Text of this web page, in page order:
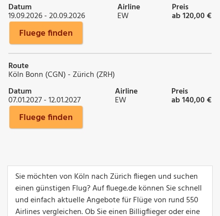
Datum
19.09.2026 - 20.09.2026
Airline
EW
Preis
ab 120,00 €
Fluege finden
Route
Köln Bonn (CGN) - Zürich (ZRH)
Datum
07.01.2027 - 12.01.2027
Airline
EW
Preis
ab 140,00 €
Fluege finden
Sie möchten von Köln nach Zürich fliegen und suchen
einen günstigen Flug? Auf fluege.de können Sie schnell
und einfach aktuelle Angebote für Flüge von rund 550
Airlines vergleichen. Ob Sie einen Billigflieger oder eine